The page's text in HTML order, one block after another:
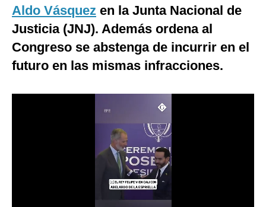
EEUU
México
España
Aldo Vásquez en la Junta Nacional de
Justicia (JNJ). Además ordena al
Congreso se abstenga de incurrir en el
futuro en las mismas infracciones.